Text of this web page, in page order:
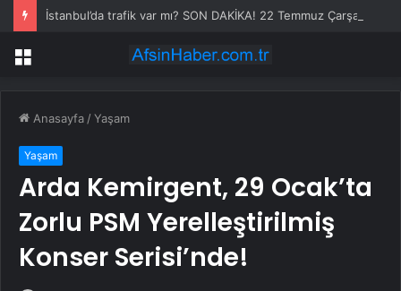
Menü
Anasayfa /Yaşam
Yaşam
Arda Kemirgent, 29 Ocak’ta
Zorlu PSM Yerelleştirilmiş
Konser Serisi’nde!